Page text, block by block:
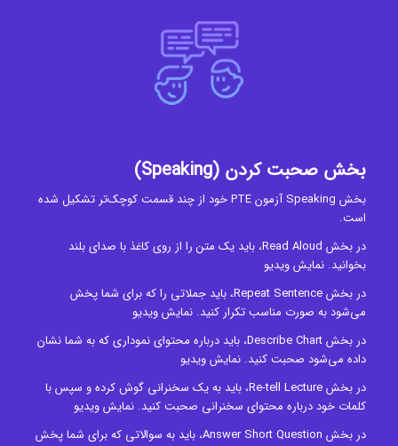
بخش صحبت کردن (Speaking)
بخش Speaking آزمون PTE خود از چند قسمت کوچک‌تر تشکیل شده
است.
در بخش Read Aloud، باید یک متن را از روی کاغذ با صدای بلند
بخوانید. نمایش ویدیو
در بخش Repeat Sentence، باید جملاتی را که برای شما پخش
می‌شود به صورت مناسب تکرار کنید. نمایش ویدیو
در بخش Describe Chart، باید درباره محتوای نموداری که به شما نشان
داده می‌شود صحبت کنید. نمایش ویدیو
در بخش Re-tell Lecture، باید به یک سخنرانی گوش کرده و سپس با
کلمات خود درباره محتوای سخنرانی صحبت کنید. نمایش ویدیو
در بخش Answer Short Question، باید به سوالاتی که برای شما پخش